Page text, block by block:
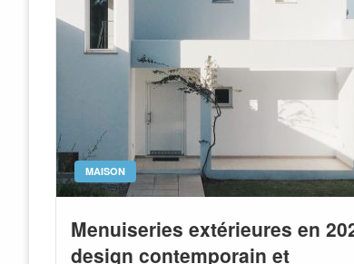
MAISON
Menuiseries extérieures en
design contemporain et